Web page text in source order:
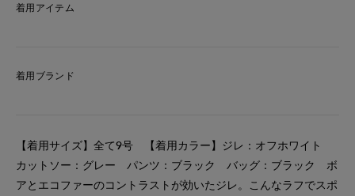
着用アイテム
着用ブランド
【着用サイズ】全て9号 【着用カラー】ジレ：オフホワイト
カットソー：グレー パンツ：ブラック バッグ：ブラック ボ
アとエコファーのコントラストが効いたジレ。こんなラフでスポ